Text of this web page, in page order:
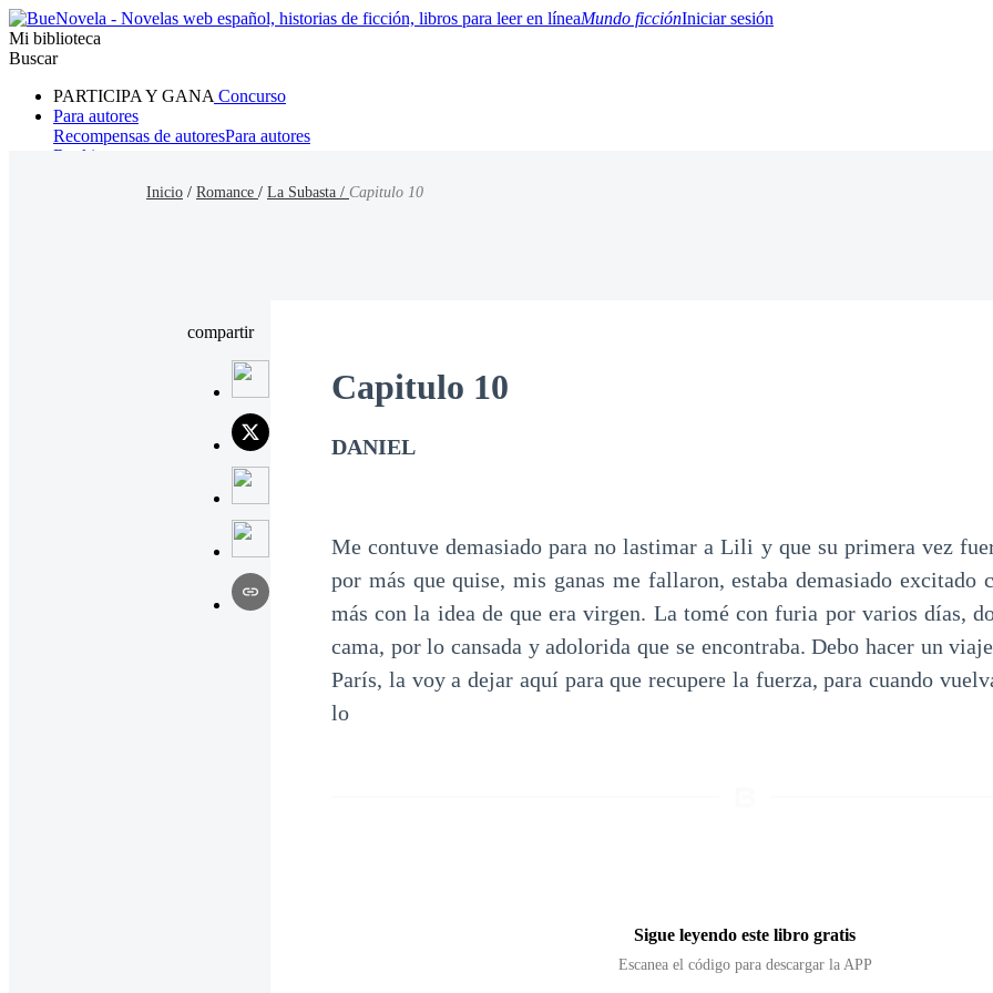
Mundo ficciónIniciar sesión
Mi biblioteca
Buscar
PARTICIPA Y GANA Concurso
Para autores
Recompensas de autoresPara autores
Ranking
Inicio / Romance / La Subasta / Capitulo 10
compartir
Capitulo 10
DANIEL
Me contuve demasiado para no lastimar a Lili y que su primera vez
por más que quise, mis ganas me fallaron, estaba demasiado excitado
más con la idea de que era virgen. La tomé con furia por varios días,
cama, por lo cansada y adolorida que se encontraba. Debo hacer un
París, la voy a dejar aquí para que recupere la fuerza, para cuando
lo
Sigue leyendo este libro gratis
Escanea el código para descargar la APP